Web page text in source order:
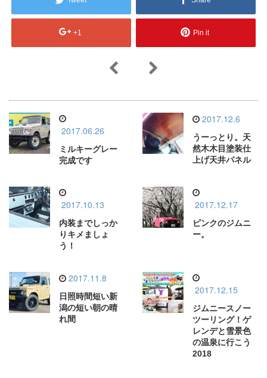
+1 Pin it
2017.06.26
ミルキーグレー
完成です
2017.12.6
うーっとり。天
然木木目塗装仕
上げ天井パネル
2017.10.13
内装までしっか
りキメましょ
う！
2017.12.17
ピンクのジムニ
ー。
2017.11.8
日照時間短い新
潟の短い朝の晴
れ間
2017.12.15
ジムニースノー
ツーリング！ゲ
レンデと雪景色
の温泉に行こう
2018